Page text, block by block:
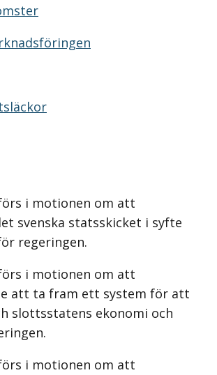
i motionen om att
svenska statsskicket i syfte
regeringen.
i motionen om att
att ta fram ett system för att
slottsstatens ekonomi och
i motionen om att